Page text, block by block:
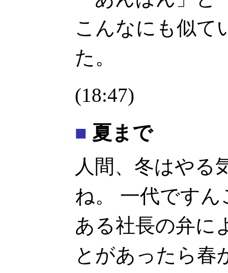
こんなにも似て
た。
(18:47)
■ 夏まで
人間、冬はやる
ね。 一代です
ある社長の弁に
とがあったら春